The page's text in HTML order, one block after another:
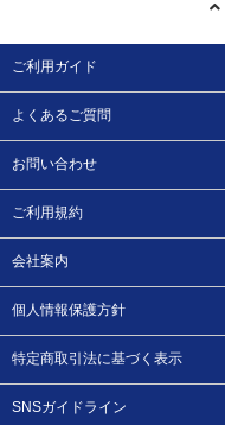
ご利用ガイド
よくあるご質問
お問い合わせ
ご利用規約
会社案内
個人情報保護方針
特定商取引法に基づく表示
SNSガイドライン